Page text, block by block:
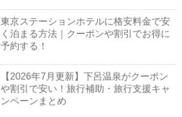
東京ステーションホテルに格安料金で安
く泊まる方法｜クーポンや割引でお得に
予約する！
【2026年7月更新】下呂温泉がクーポン
や割引で安い！旅行補助・旅行支援キャ
ンペーンまとめ